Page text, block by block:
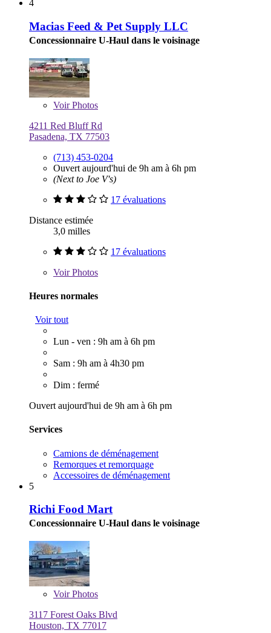
4
Macias Feed & Pet Supply LLC
Concessionnaire U-Haul dans le voisinage
VoirPhotos
4211 Red Bluff Rd
Pasadena, TX 77503
(713) 453-0204
Ouvert aujourd'hui de 9h am à 6h pm
(Next to Joe V's)
17 évaluations
Distance estimée
3,0 milles
17 évaluations
VoirPhotos
Heures normales
Voir tout
Lun - ven : 9h am à 6h pm
Sam : 9h am à 4h30 pm
Dim : fermé
Ouvert aujourd'hui de 9h am à 6h pm
Services
Camions de déménagement
Remorques et remorquage
Accessoires de déménagement
5
Richi Food Mart
Concessionnaire U-Haul dans le voisinage
VoirPhotos
3117 Forest Oaks Blvd
Houston, TX 77017